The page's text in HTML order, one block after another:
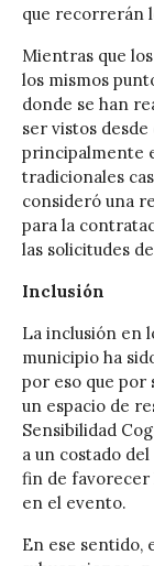
que recorrerán
Mientras que
los mismos
donde se han
ser vistos
principalmente
tradicionales
consideró una
para la
las solicitudes
Inclusión
La inclusión en
municipio ha
por eso que por
un espacio de
Sensibilidad
a un costado
fin de favorecer
en el evento.
En ese sentido,